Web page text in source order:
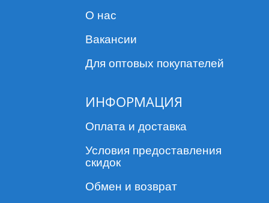
О нас
Вакансии
Для оптовых покупателей
ИНФОРМАЦИЯ
Оплата и доставка
Условия предоставления
скидок
Обмен и возврат